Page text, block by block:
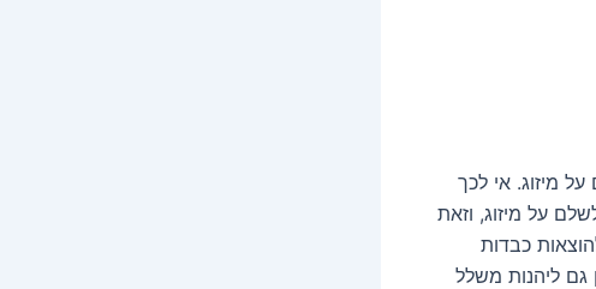
מיזוג. אי לכך
החשמל שנהוג לשלם על מיזוג, וזאת
כבדות
גם ליהנות משלל